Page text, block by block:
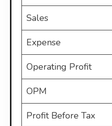
Sales
Expense
Operating Profit
OPM
Profit Before Tax